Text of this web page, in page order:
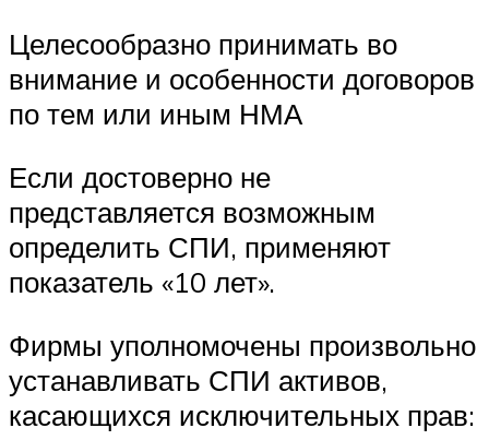
Целесообразно принимать во
внимание и особенности договоров
по тем или иным НМА
Если достоверно не
представляется возможным
определить СПИ, применяют
показатель «10 лет».
Фирмы уполномочены произвольно
устанавливать СПИ активов,
касающихся исключительных прав: